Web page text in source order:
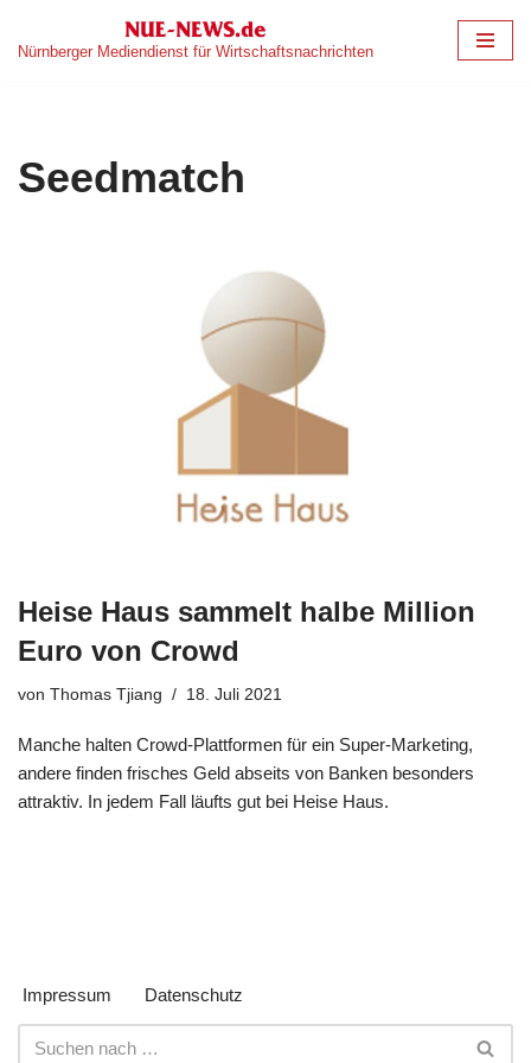
Zum
Nürnberger Mediendienst für Wirtschaftsnachrichten
Seedmatch
Heise Haus sammelt halbe Million
Euro von Crowd
von Thomas Tjiang 18. Juli 2021
Manche halten Crowd-Plattformen für ein Super-Marketing,
andere finden frisches Geld abseits von Banken besonders
attraktiv. In jedem Fall läufts gut bei Heise Haus.
Impressum Datenschutz